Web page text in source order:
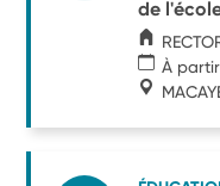
de
À